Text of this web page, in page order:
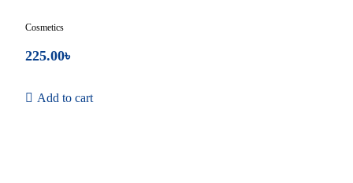
Cosmetics
225.00৳
Add to cart